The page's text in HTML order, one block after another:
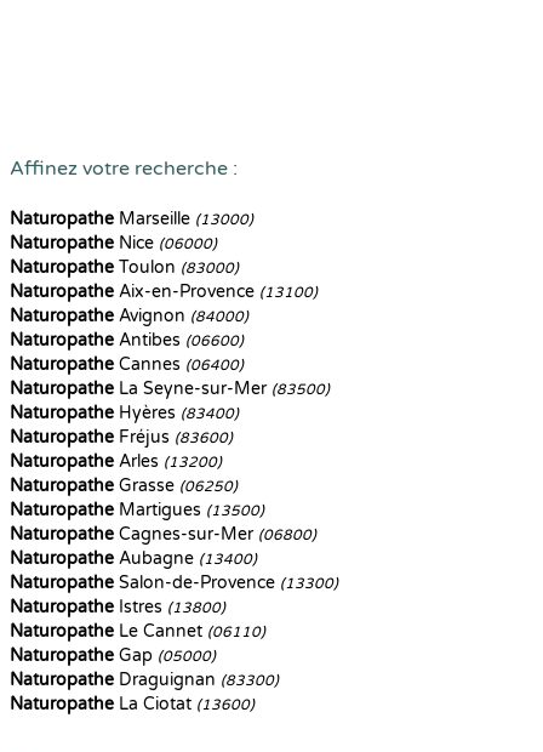
Affinez votre recherche :
Naturopathe Marseille (13000)
Naturopathe Nice (06000)
Naturopathe Toulon (83000)
Naturopathe Aix-en-Provence (13100)
Naturopathe Avignon (84000)
Naturopathe Antibes (06600)
Naturopathe Cannes (06400)
Naturopathe La Seyne-sur-Mer (83500)
Naturopathe Hyères (83400)
Naturopathe Fréjus (83600)
Naturopathe Arles (13200)
Naturopathe Grasse (06250)
Naturopathe Martigues (13500)
Naturopathe Cagnes-sur-Mer (06800)
Naturopathe Aubagne (13400)
Naturopathe Salon-de-Provence (13300)
Naturopathe Istres (13800)
Naturopathe Le Cannet (06110)
Naturopathe Gap (05000)
Naturopathe Draguignan (83300)
Naturopathe La Ciotat (13600)